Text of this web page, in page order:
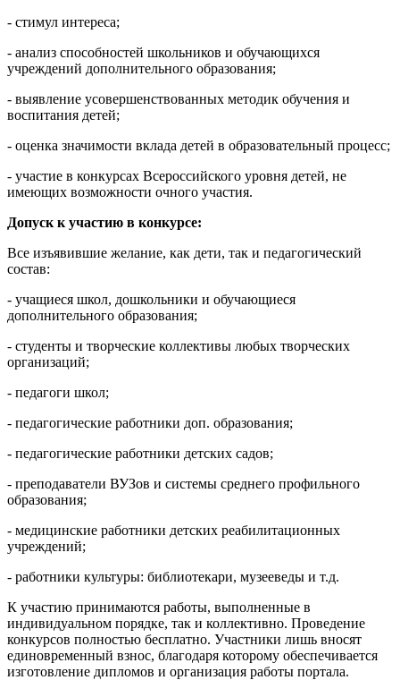
- стимул интереса;
- анализ способностей школьников и обучающихся
учреждений дополнительного образования;
- выявление усовершенствованных методик обучения и
воспитания детей;
- оценка значимости вклада детей в образовательный процесс;
- участие в конкурсах Всероссийского уровня детей, не
имеющих возможности очного участия.
Допуск к участию в конкурсе:
Все изъявившие желание, как дети, так и педагогический
состав:
- учащиеся школ, дошкольники и обучающиеся
дополнительного образования;
- студенты и творческие коллективы любых творческих
организаций;
- педагоги школ;
- педагогические работники доп. образования;
- педагогические работники детских садов;
- преподаватели ВУЗов и системы среднего профильного
образования;
- медицинские работники детских реабилитационных
учреждений;
- работники культуры: библиотекари, музееведы и т.д.
К участию принимаются работы, выполненные в
индивидуальном порядке, так и коллективно. Проведение
конкурсов полностью бесплатно. Участники лишь вносят
единовременный взнос, благодаря которому обеспечивается
изготовление дипломов и организация работы портала.